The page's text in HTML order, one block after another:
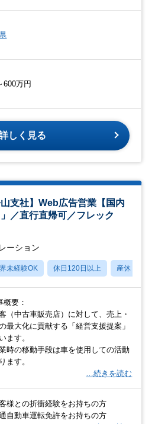
600万円
しく見る
山支社】Web広告営業【国内
／直行直帰可／フレック
ーション
未経験OK 休日120日以上 産休・育休
概要：
（中古車販売店）に対して、売上・
最大化に貢献する「経営支援提案」
ます。
時の移動手段は車を使用しての活動
ます。
…続きを読む
様との折衝経験をお持ちの方
自動車運転免許をお持ちの方